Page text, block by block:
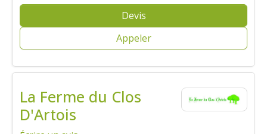
Devis
Appeler
La Ferme du Clos
D'Artois